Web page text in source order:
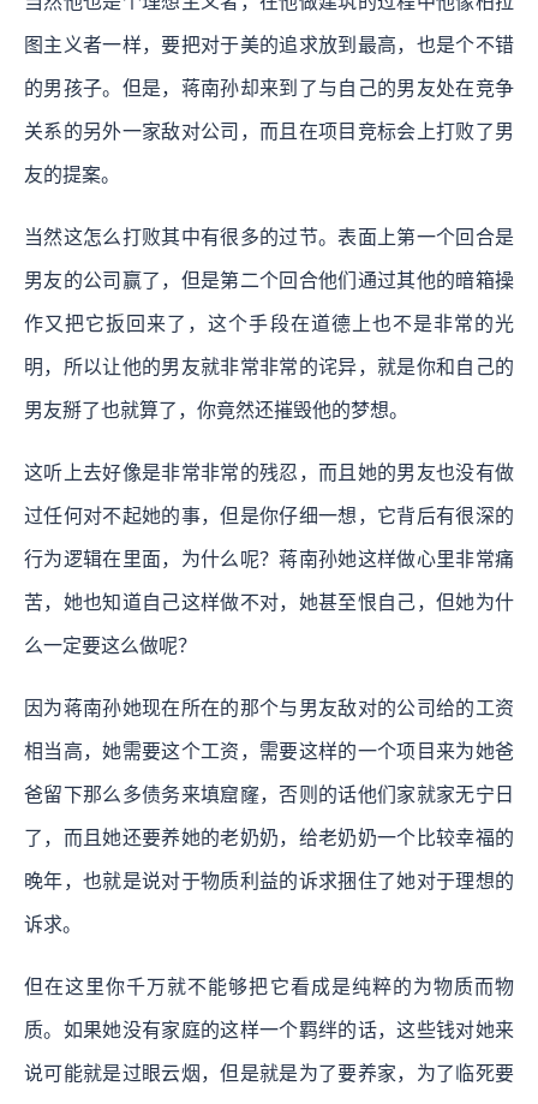
图主义者一样，要把对于美的追求放到最高，也是个不错
的男孩子。但是，蒋南孙却来到了与自己的男友处在竞争
关系的另外一家敌对公司，而且在项目竞标会上打败了男
友的提案。
当然这怎么打败其中有很多的过节。表面上第一个回合是
男友的公司赢了，但是第二个回合他们通过其他的暗箱操
作又把它扳回来了，这个手段在道德上也不是非常的光
明，所以让他的男友就非常非常的诧异，就是你和自己的
男友掰了也就算了，你竟然还摧毁他的梦想。
这听上去好像是非常非常的残忍，而且她的男友也没有做
过任何对不起她的事，但是你仔细一想，它背后有很深的
行为逻辑在里面，为什么呢？蒋南孙她这样做心里非常痛
苦，她也知道自己这样做不对，她甚至恨自己，但她为什
么一定要这么做呢？
因为蒋南孙她现在所在的那个与男友敌对的公司给的工资
相当高，她需要这个工资，需要这样的一个项目来为她爸
爸留下那么多债务来填窟窿，否则的话他们家就家无宁日
了，而且她还要养她的老奶奶，给老奶奶一个比较幸福的
晚年，也就是说对于物质利益的诉求捆住了她对于理想的
诉求。
但在这里你千万就不能够把它看成是纯粹的为物质而物
质。如果她没有家庭的这样一个羁绊的话，这些钱对她来
说可能就是过眼云烟，但是就是为了要养家，为了临死要